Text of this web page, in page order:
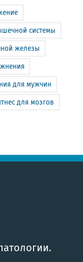
системы
железы
для мужчин
для мозгов